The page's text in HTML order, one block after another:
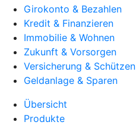
Girokonto & Bezahlen
Kredit & Finanzieren
Immobilie & Wohnen
Zukunft & Vorsorgen
Versicherung & Schützen
Geldanlage & Sparen
Übersicht
Produkte